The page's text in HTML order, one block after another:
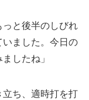
っと後半のしびれ
いました。今日の
したね」
ち、適時打を打